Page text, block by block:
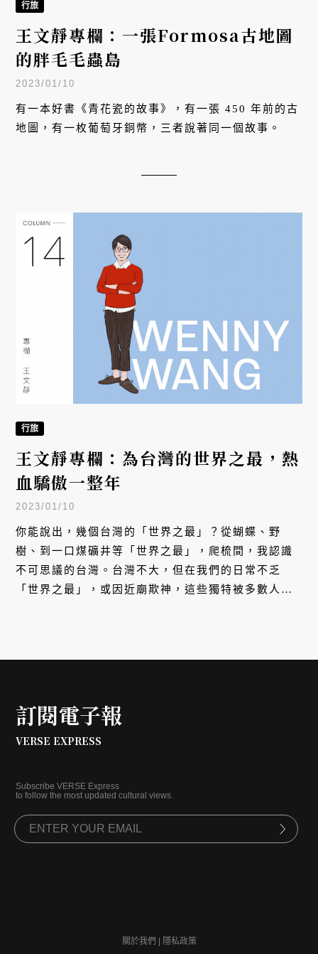
行旅
王文靜專欄：一張Formosa古地圖
的胖毛毛蟲島
2023/01/10
有一本好書《青花瓷的故事》，有一張 450 年前的古
地圖，有一枚葡萄牙銅幣，三者說著同一個故事。
行旅
王文靜專欄：為台灣的世界之最，熱
血驕傲一整年
2023/01/10
你能說出，幾個台灣的「世界之最」？從蝴蝶、野
樹、到一口煤礦井等「世界之最」，爬梳間，我認識
不可思議的台灣。台灣不大，但在我們的日常不乏
「世界之最」，或因近廟欺神，這些獨特被多數人忽
訂閱電子報
VERSE EXPRESS
Subscribe VERSE Express
to follow the most updated cultural views.
關於我們 隱私政策